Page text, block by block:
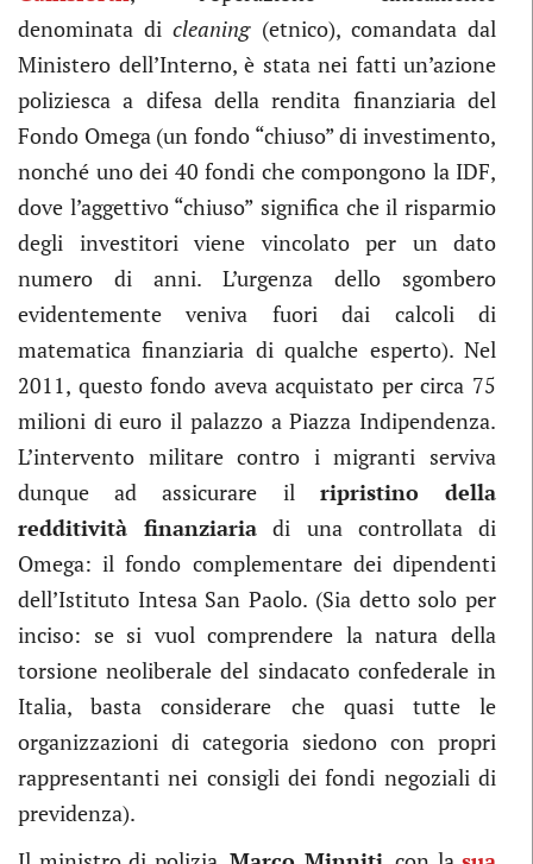
denominata dicleaning(etnico), comandata dal
Ministero dell’Interno, è stata nei fatti un’azione
poliziesca a difesa della rendita finanziaria del
Fondo Omega (un fondo “chiuso” di investimento,
nonché uno dei 40 fondi che compongono la IDF,
dove l’aggettivo “chiuso” significa che il risparmio
degli investitori viene vincolato per un dato
numero di anni. L’urgenza dello sgombero
evidentemente veniva fuori dai calcoli di
matematica finanziaria di qualche esperto). Nel
2011, questo fondo aveva acquistato per circa 75
milioni di euro il palazzo a Piazza Indipendenza.
L’intervento militare contro i migranti serviva
dunque ad assicurare il ripristino della
redditività finanziaria di una controllata di
Omega: il fondo complementare dei dipendenti
dell’Istituto Intesa San Paolo. (Sia detto solo per
inciso: se si vuol comprendere la natura della
torsione neoliberale del sindacato confederale in
Italia, basta considerare che quasi tutte le
organizzazioni di categoria siedono con propri
rappresentanti nei consigli dei fondi negoziali di
previdenza).